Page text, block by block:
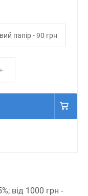
папір - 90 грн
від 1000 грн -